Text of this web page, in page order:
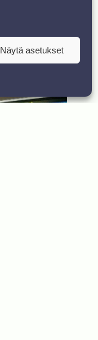
Näytä asetukset